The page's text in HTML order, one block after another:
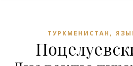
ТУРКМЕНИСТАН ,